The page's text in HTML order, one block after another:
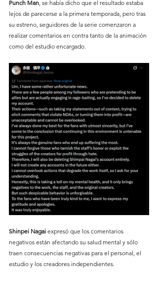
Punch Man , se había dicho que el resultado estaba
lejos de parecerse a la primera temporada, pero tras
su estreno, seguidores de la serie comenzaron a
realizar comentarios en contra tanto de la animación
como del estudio encargado.
Shinpei Nagai expresó que los comentarios
negativos están afectando su salud mental y sólo
traen consecuencias negativas para el personal, el
estudio y los creadores independientes.